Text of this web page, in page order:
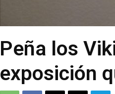
Peña los
exposición